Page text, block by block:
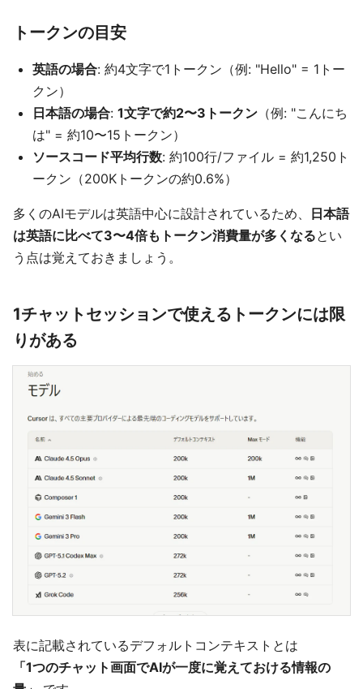
トークンの目安
英語の場合: 約4文字で1トークン（例: "Hello" = 1トー
クン）
日本語の場合: 1文字で約2〜3トークン （例: "こんにち
は" = 約10〜15トークン）
ソースコード平均行数: 約100行/ファイル = 約1,250ト
ークン（200Kトークンの約0.6%）
多くのAIモデルは英語中心に設計されているため、
日本語
は英語に比べて3〜4倍もトークン消費量が多くなるとい
う点は覚えておきましょう。
1チャットセッションで使えるトークンには限
りがある
表に記載されているデフォルトコンテキストとは
「1つのチャット画面でAIが一度に覚えておける情報の